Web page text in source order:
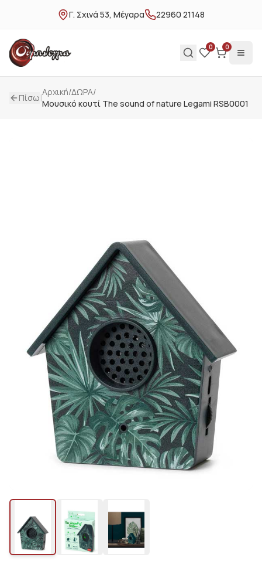
Γ. Σχινά 53, Μέγαρα 22960 21148
0 0
Πίσω|Αρχική/ΔΩΡΑ/
Μουσικό κουτί The sound of nature Legami RSB0001